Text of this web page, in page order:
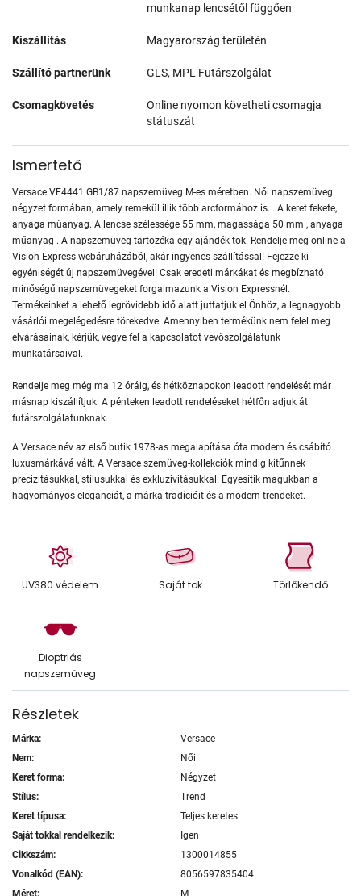
munkanap lencsétől függően
Kiszállítás Magyarország területén
Szállító partnerünk GLS, MPL Futárszolgálat
Csomagkövetés
Online nyomon követheti csomagja
státuszát
Ismertető
Versace VE4441 GB1/87 napszemüveg M-es méretben. Női napszemüveg
négyzet formában, amely remekül illik több arcformához is. . A keret fekete,
anyaga műanyag. A lencse szélessége 55 mm, magassága 50 mm , anyaga
műanyag . A napszemüveg tartozéka egy ajándék tok. Rendelje meg online a
Vision Express webáruházából, akár ingyenes szállítással! Fejezze ki
egyéniségét új napszemüvegével! Csak eredeti márkákat és megbízható
minőségű napszemüvegeket forgalmazunk a Vision Expressnél.
Termékeinket a lehető legrövidebb idő alatt juttatjuk el Önhöz, a legnagyobb
vásárlói megelégedésre törekedve. Amennyiben termékünk nem felel meg
elvárásainak, kérjük, vegye fel a kapcsolatot vevőszolgálatunk
munkatársaival.
Rendelje meg még ma 12 óráig, és hétköznapokon leadott rendelését már
másnap kiszállítjuk. A pénteken leadott rendeléseket hétfőn adjuk át
futárszolgálatunknak.
A Versace név az első butik 1978-as megalapítása óta modern és csábító
luxusmárkává vált. A Versace szemüveg-kollekciók mindig kitűnnek
precizitásukkal, stílusukkal és exkluzivitásukkal. Egyesítik magukban a
hagyományos eleganciát, a márka tradícióit és a modern trendeket.
UV380 védelem Saját tok Törlőkendő
Dioptriás
napszemüveg
Részletek
Márka:
Versace
Nem:
Női
Keret forma:
Négyzet
Stílus:
Trend
Keret típusa:
Teljes keretes
Saját tokkal rendelkezik:
Igen
Cikkszám:
1300014855
Vonalkód (EAN):
8056597835404
Méret:
M